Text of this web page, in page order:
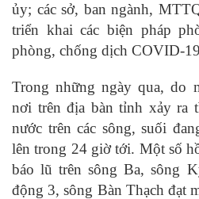
ủy; các sở, ban ngành,
triển khai các biện pháp
phòng, chống dịch COVID-
Trong những ngày qua, do
nơi trên địa bàn tỉnh xảy ra
nước trên các sông, suối
lên trong 24 giờ tới. Một số
báo lũ trên sông Ba, sông
động 3, sông Bàn Thạch đạt